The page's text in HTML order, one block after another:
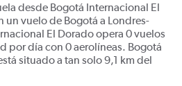
desde Bogotá Internacional El
un vuelo de Bogotá a Londres-
El Dorado opera 0 vuelos
por día con 0 aerolíneas. Bogotá
situado a tan solo 9,1 km del